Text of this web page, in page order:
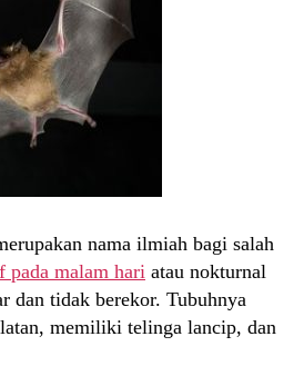
nama ilmiah bagi salah
pada malam hari atau nokturnal
dan tidak berekor. Tubuhnya
memiliki telinga lancip, dan